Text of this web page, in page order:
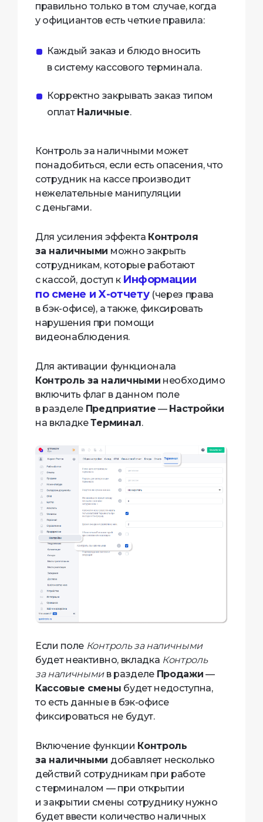
правильно только в том случае, когда
у официантов есть четкие правила:
Каждый заказ и блюдо вносить
в систему кассового терминала.
Корректно закрывать заказ типом
оплат Наличные.
Контроль за наличными может
понадобиться, если есть опасения, что
сотрудник на кассе производит
нежелательные манипуляции
с деньгами.
Для усиления эффекта Контроля
за наличными можно закрыть
сотрудникам, которые работают
с кассой, доступ к Информации
по смене и X-отчету(через права
в бэк-офисе), а также, фиксировать
нарушения при помощи
видеонаблюдения.
Для активации функционала
Контроль за наличными необходимо
включить флаг в данном поле
в разделе Предприятие — Настройки
на вкладкеТерминал.
Если поле Контроль за наличными
будет неактивно, вкладка Контроль
за наличнымив разделе Продажи —
Кассовые смены будет недоступна,
то есть данные в бэк-офисе
фиксироваться не будут.
Включение функции Контроль
за наличными добавляет несколько
действий сотрудникам при работе
с терминалом — при открытии
и закрытии смены сотруднику нужно
будет ввести количество наличных